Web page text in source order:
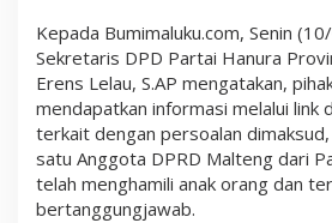
g
T
a
n
d
u
k
”
Kepada Bumimaluku.com, Senin
Sekretaris DPD Partai Hanura
Erens Lelau, S.AP mengatakan,
mendapatkan informasi melalui link
terkait dengan persoalan dimaksud,
satu Anggota DPRD Malteng dari
telah menghamili anak orang dan
bertanggungjawab.